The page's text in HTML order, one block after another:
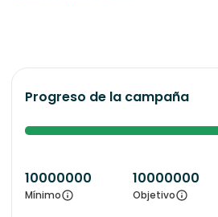
Progreso de la campaña
10000000
Mínimo
10000000
Objetivo